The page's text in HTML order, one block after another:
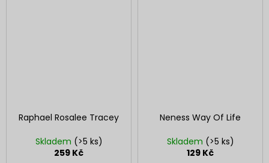
Raphael Rosalee Tracey
Skladem (>5 ks)
259 Kč
Neness Way Of Life
Skladem (>5 ks)
129 Kč